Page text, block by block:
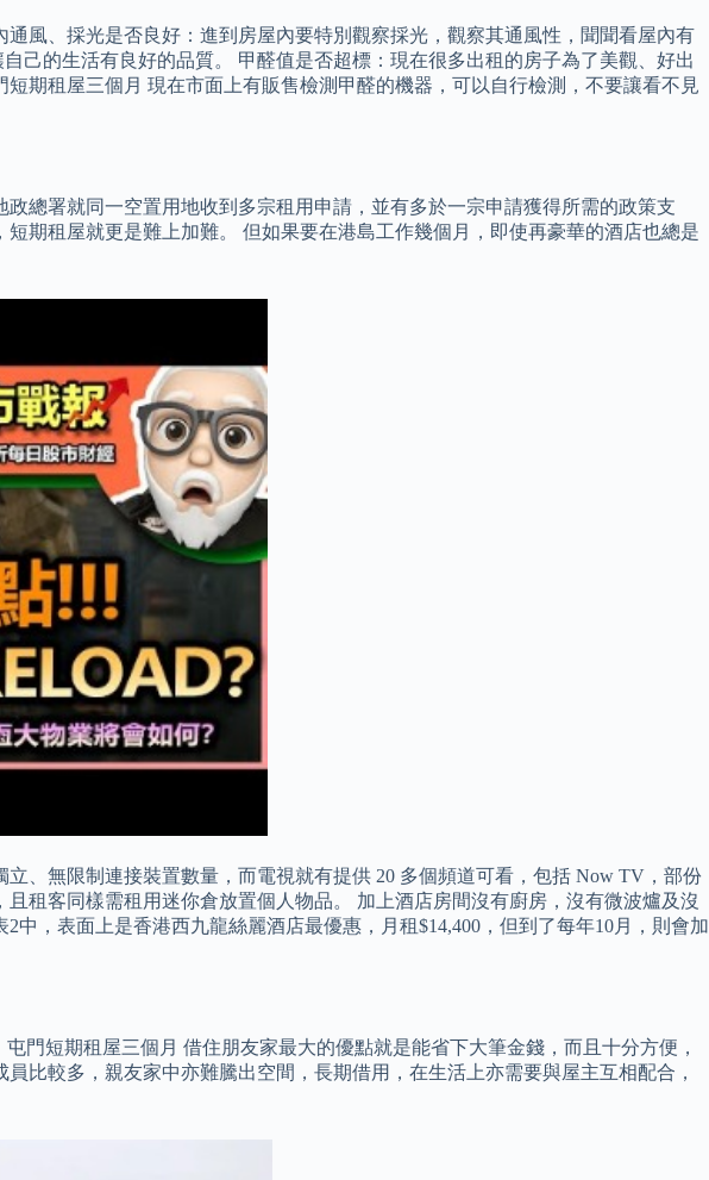
風、採光是否良好：進到房屋內要特別觀察採光，觀察其通風性，聞聞看屋內有
己的生活有良好的品質。 甲醛值是否超標：現在很多出租的房子為了美觀、好出
期租屋三個月 現在市面上有販售檢測甲醛的機器，可以自行檢測，不要讓看不見
總署就同一空置用地收到多宗租用申請，並有多於一宗申請獲得所需的政策支
期租屋就更是難上加難。 但如果要在港島工作幾個月，即使再豪華的酒店也總是
、無限制連接裝置數量，而電視就有提供 20 多個頻道可看，包括 Now TV，部份
租客同樣需租用迷你倉放置個人物品。 加上酒店房間沒有廚房，沒有微波爐及沒
，表面上是香港西九龍絲麗酒店最優惠，月租$14,400，但到了每年10月，則會加
門短期租屋三個月 借住朋友家最大的優點就是能省下大筆金錢，而且十分方便，
比較多，親友家中亦難騰出空間，長期借用，在生活上亦需要與屋主互相配合，